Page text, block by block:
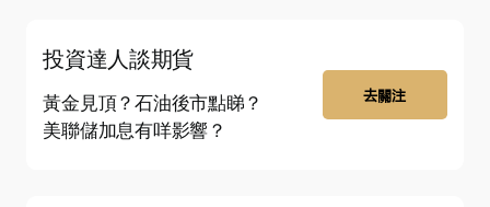
黃金見頂？石油後市點睇？
美聯儲加息有咩影響？
投資達人談期貨
去關注